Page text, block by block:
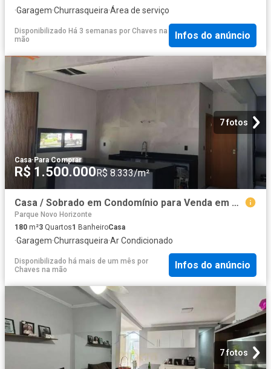
·Garagem·Churrasqueira·Área de serviço
Disponibilizado Há 3 semanas por Chaves na
mão
Infos do anúncio
7 fotos
Casa· Para Comprar
R$ 1.500.000R$ 8.333/m²
Casa / Sobrado em Condomínio para Venda em São José dos Campos/SP Condomínio Residencial Floresta 3 Quartos
Parque Novo Horizonte
180 m²3 Quartos1 BanheiroCasa
·Garagem·Churrasqueira·Ar Condicionado
Disponibilizado há mais de um mês por
Chaves na mão
Infos do anúncio
7 fotos